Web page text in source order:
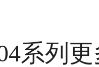
系列